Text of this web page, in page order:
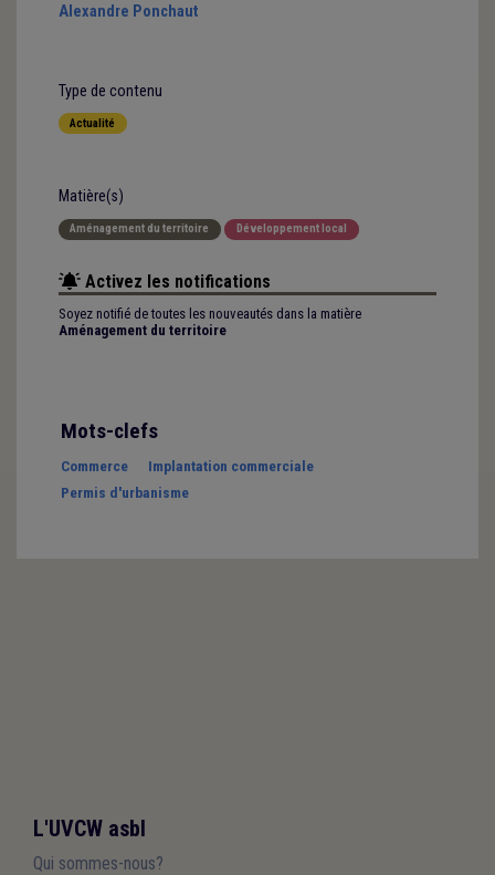
Alexandre Ponchaut
Type de contenu
Actualité
Matière(s)
Aménagement du territoire Développement local
Activez les notifications
Soyez notifié de toutes les nouveautés dans la matière
Aménagement du territoire
Mots-clefs
Commerce
Implantation commerciale
Permis d'urbanisme
L'UVCW asbl
Qui sommes-nous?